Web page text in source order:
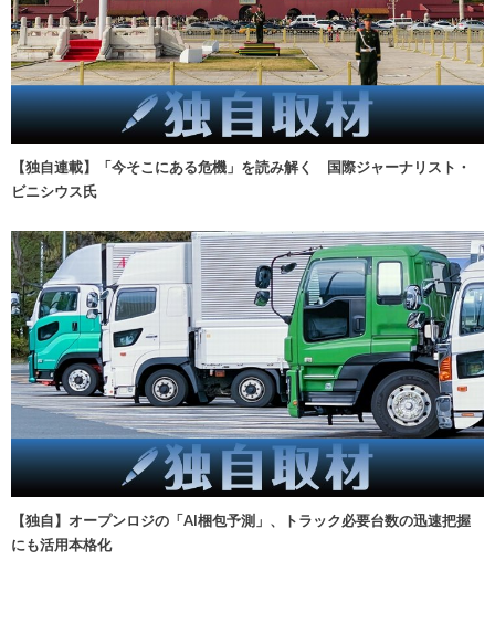
【独自連載】「今そこにある危機」を読み解く 国際ジャーナリスト・
ビニシウス氏
【独自】オープンロジの「AI梱包予測」、トラック必要台数の迅速把握
にも活用本格化